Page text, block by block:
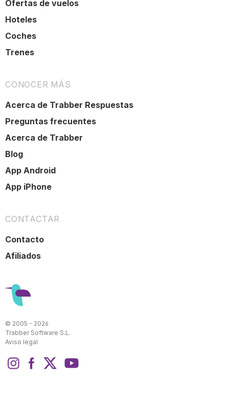
Ofertas de vuelos
Hoteles
Coches
Trenes
CONOCER MÁS
Acerca de Trabber Respuestas
Preguntas frecuentes
Acerca de Trabber
Blog
App Android
App iPhone
CONTACTAR
Contacto
Afiliados
© 2005 - 2026
Trabber Software S.L.
Aviso legal